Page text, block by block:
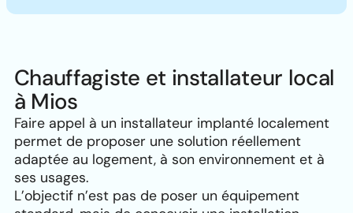
Chauffagiste et installateur local
à Mios
Faire appel à un installateur implanté localement
permet de proposer une solution réellement
adaptée au logement, à son environnement et à
ses usages.
L’objectif n’est pas de poser un équipement